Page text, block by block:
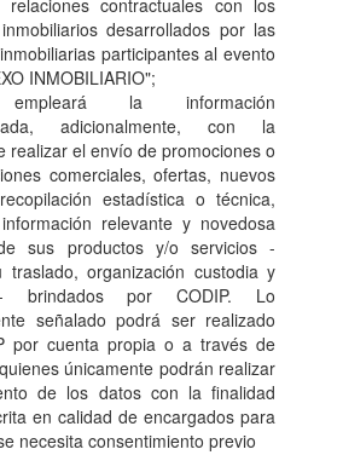
relaciones contractuales con los
desarrollados por las
participantes al evento
INMOBILIARIO";
la información
adicionalmente, con la
realizar el envío de promociones o
comerciales, ofertas, nuevos
estadística o técnica,
relevante y novedosa
sus productos y/o servicios -
traslado, organización custodia y
brindados por CODIP. Lo
señalado podrá ser realizado
por cuenta propia o a través de
únicamente podrán realizar
de los datos con la finalidad
en calidad de encargados para
necesita consentimiento previo